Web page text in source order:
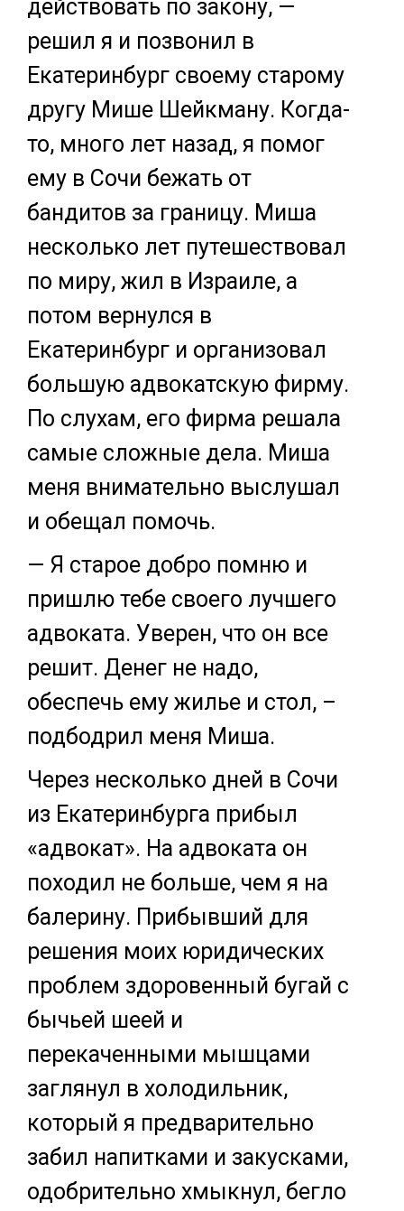
действовать по закону, —
решил я и позвонил в
Екатеринбург своему старому
другу Мише Шейкману. Когда-
то, много лет назад, я помог
ему в Сочи бежать от
бандитов за границу. Миша
несколько лет путешествовал
по миру, жил в Израиле, а
потом вернулся в
Екатеринбург и организовал
большую адвокатскую фирму.
По слухам, его фирма решала
самые сложные дела. Миша
меня внимательно выслушал
и обещал помочь.
— Я старое добро помню и
пришлю тебе своего лучшего
адвоката. Уверен, что он все
решит. Денег не надо,
обеспечь ему жилье и стол, –
подбодрил меня Миша.
Через несколько дней в Сочи
из Екатеринбурга прибыл
«адвокат». На адвоката он
походил не больше, чем я на
балерину. Прибывший для
решения моих юридических
проблем здоровенный бугай с
бычьей шеей и
перекаченными мышцами
заглянул в холодильник,
который я предварительно
забил напитками и закусками,
одобрительно хмыкнул, бегло